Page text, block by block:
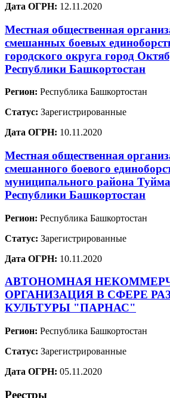
Дата ОГРН: 12.11.2020
Местная общественная
смешанных боевых
городского округа город
Республики Башкортостан
Регион: Республика Башкортостан
Статус: Зарегистрированные
Дата ОГРН: 10.11.2020
Местная общественная
смешанного боевого
муниципального района
Республики Башкортостан
Регион: Республика Башкортостан
Статус: Зарегистрированные
Дата ОГРН: 10.11.2020
АВТОНОМНАЯ
ОРГАНИЗАЦИЯ В СФЕРЕ
КУЛЬТУРЫ "ПАРНАС"
Регион: Республика Башкортостан
Статус: Зарегистрированные
Дата ОГРН: 05.11.2020
Реестры